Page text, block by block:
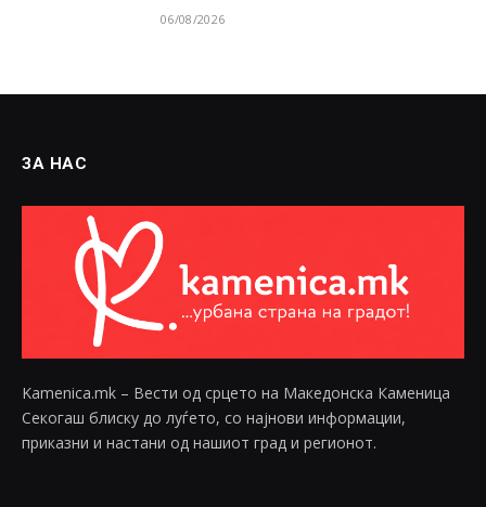
06/08/2026
ЗА НАС
Kamenica.mk – Вести од срцето на Македонска Каменица
Секогаш блиску до луѓето, со најнови информации,
приказни и настани од нашиот град и регионот.